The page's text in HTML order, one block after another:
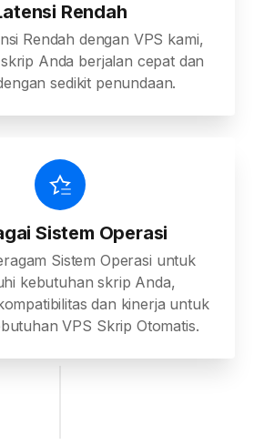
Rendah
Rendah dengan VPS kami,
Anda berjalan cepat dan
sedikit penundaan.
Sistem Operasi
Sistem Operasi untuk
kebutuhan skrip Anda,
dan kinerja untuk
VPS Skrip Otomatis.